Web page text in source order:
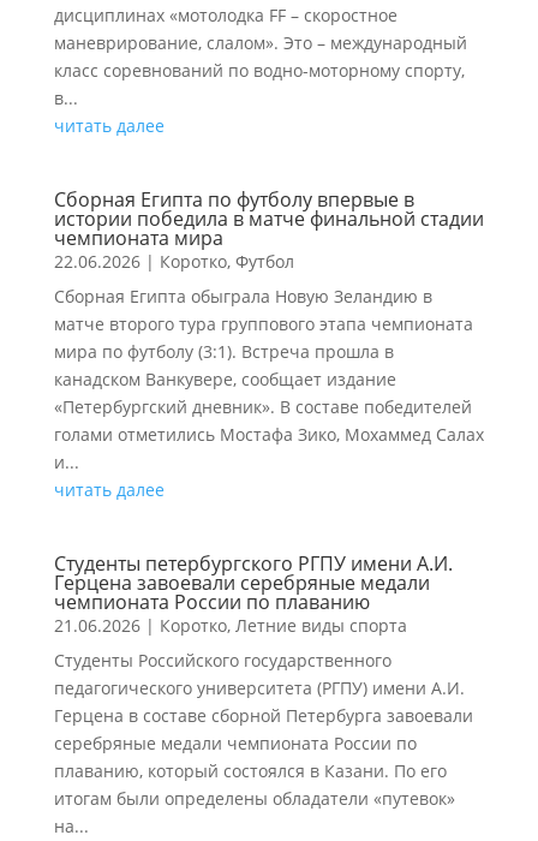
дисциплинах «мотолодка FF – скоростное
маневрирование, слалом». Это – международный
класс соревнований по водно-моторному спорту,
в...
читать далее
Сборная Египта по футболу впервые в
истории победила в матче финальной стадии
чемпионата мира
22.06.2026| Коротко, Футбол
Сборная Египта обыграла Новую Зеландию в
матче второго тура группового этапа чемпионата
мира по футболу (3:1). Встреча прошла в
канадском Ванкувере, сообщает издание
«Петербургский дневник». В составе победителей
голами отметились Мостафа Зико, Мохаммед Салах
и...
читать далее
Студенты петербургского РГПУ имени А.И.
Герцена завоевали серебряные медали
чемпионата России по плаванию
21.06.2026| Коротко, Летние виды спорта
Студенты Российского государственного
педагогического университета (РГПУ) имени А.И.
Герцена в составе сборной Петербурга завоевали
серебряные медали чемпионата России по
плаванию, который состоялся в Казани. По его
итогам были определены обладатели «путевок»
на...